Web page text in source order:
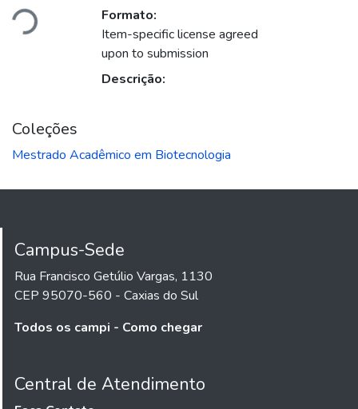
Carregando...
Formato:
Item-specific license agreed
upon to submission
Descrição:
Coleções
Mestrado Acadêmico em Biotecnologia
Campus-Sede
Rua Francisco Getúlio Vargas, 1130
CEP 95070-560 - Caxias do Sul
Todos os campi - Como chegar
Central de Atendimento